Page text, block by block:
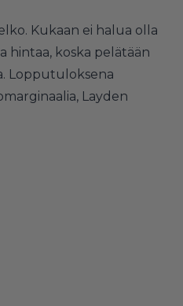
Kukaan ei halua olla
hintaa, koska pelätään
Lopputuloksena
Layden